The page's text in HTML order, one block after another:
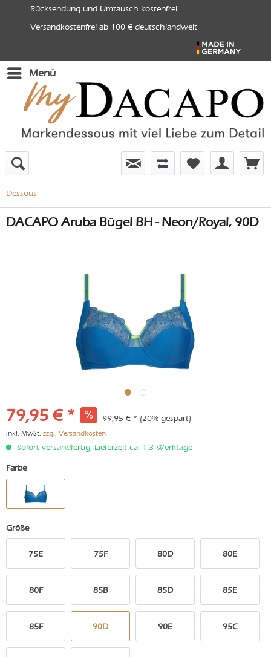
Rücksendung und Umtausch kostenfrei
Versandkostenfrei ab 100 € deutschlandweit
Menü
Dessous
DACAPO Aruba Bügel BH - Neon/Royal, 90D
79,95 € * 99,95 € * (20% gespart)
inkl. MwSt. zzgl. Versandkosten
Sofort versandfertig, Lieferzeit ca. 1-3 Werktage
Farbe
Größe
75E 75F 80D 80E
80F 85B 85D 85E
85F 90D 90E 95C